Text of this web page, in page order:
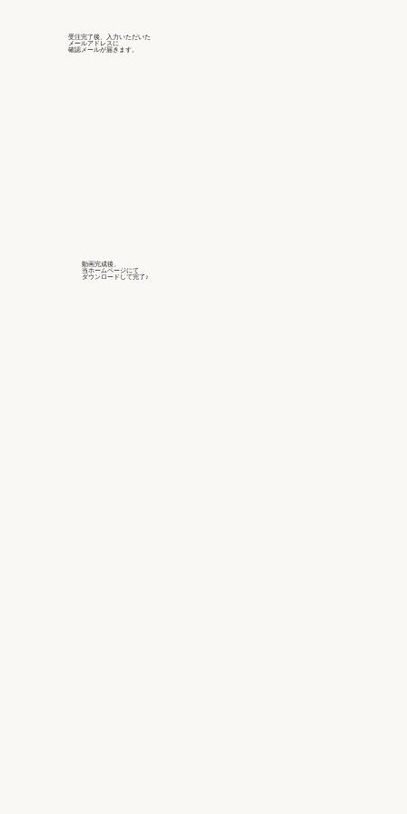
受注完了後、入力いただいた
メールアドレスに
確認メールが届きます。
動画完成後、
当ホームページにて
ダウンロードして完了♪